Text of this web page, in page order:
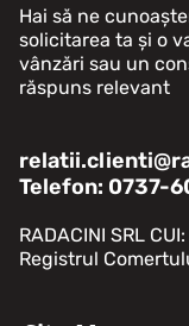
Hai să ne
solicitarea ta și o
vânzări sau un
răspuns relevant
Telefon: 0737-
RADACINI SRL
Registrul